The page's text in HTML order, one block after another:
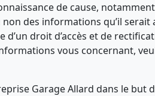
de cause,
des informations qu’il serait
droit d’accès et de
vous concernant,
Garage Allard dans le but